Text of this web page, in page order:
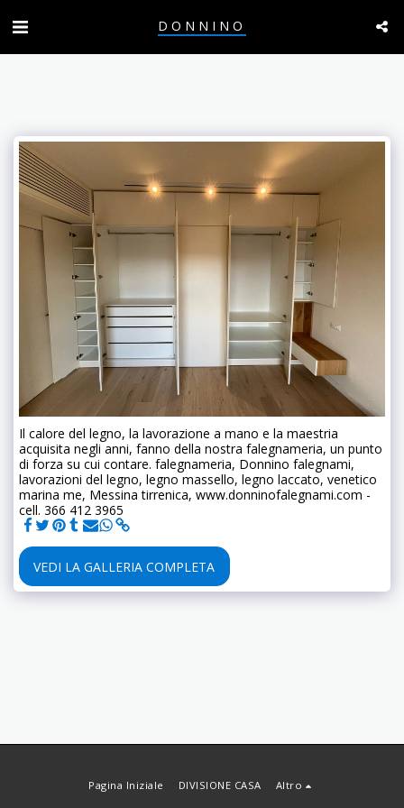
DONNINO
Il calore del legno, la lavorazione a mano e la maestria
acquisita negli anni, fanno della nostra falegnameria, un punto
di forza su cui contare. falegnameria, Donnino falegnami,
lavorazioni del legno, legno massello, legno laccato, venetico
marina me, Messina tirrenica, www.donninofalegnami.com -
cell. 366 412 3965
VEDI LA GALLERIA COMPLETA
Pagina Iniziale DIVISIONE CASA Altro